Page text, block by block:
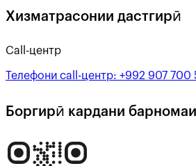
Хизматрасонии дастгирӣ
Call-центр
Телефони call-центр: +992 907 700
Боргирӣ кардани